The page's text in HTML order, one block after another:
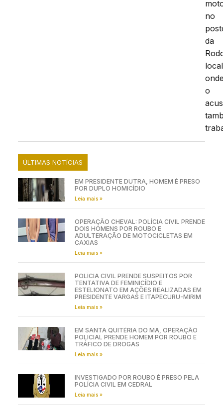
no
da
local
o
ÚLTIMAS NOTÍCIAS
EM PRESIDENTE DUTRA, HOMEM É PRESO
POR DUPLO HOMICÍDIO
Leia mais »
OPERAÇÃO CHEVAL: POLÍCIA CIVIL PRENDE
DOIS HOMENS POR ROUBO E
ADULTERAÇÃO DE MOTOCICLETAS EM
CAXIAS
Leia mais »
POLÍCIA CIVIL PRENDE SUSPEITOS POR
TENTATIVA DE FEMINICÍDIO E
ESTELIONATO EM AÇÕES REALIZADAS EM
PRESIDENTE VARGAS E ITAPECURU-MIRIM
Leia mais »
EM SANTA QUITÉRIA DO MA, OPERAÇÃO
POLICIAL PRENDE HOMEM POR ROUBO E
TRÁFICO DE DROGAS
Leia mais »
INVESTIGADO POR ROUBO É PRESO PELA
POLÍCIA CIVIL EM CEDRAL
Leia mais »